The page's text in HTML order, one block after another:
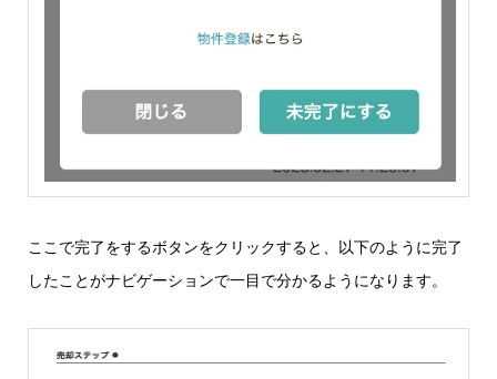
ここで完了をするボタンをクリックすると、以下のように完了
したことがナビゲーションで一目で分かるようになります。